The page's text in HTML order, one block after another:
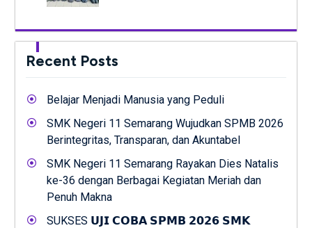
Recent Posts
Belajar Menjadi Manusia yang Peduli
SMK Negeri 11 Semarang Wujudkan SPMB 2026
Berintegritas, Transparan, dan Akuntabel
SMK Negeri 11 Semarang Rayakan Dies Natalis
ke-36 dengan Berbagai Kegiatan Meriah dan
Penuh Makna
SUKSES 𝗨𝗝𝗜 𝗖𝗢𝗕𝗔 𝗦𝗣𝗠𝗕 𝟮𝟬𝟮𝟲 𝗦𝗠𝗞